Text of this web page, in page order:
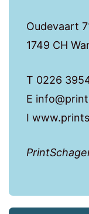
Oudevaart
1749 CH
T 0226
E
I